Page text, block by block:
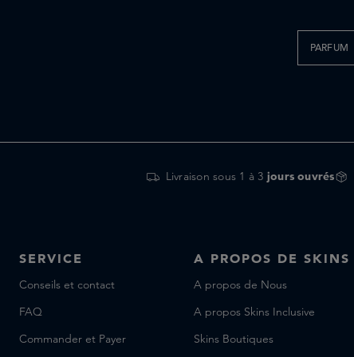
PARFUM
Livraison sous 1 à 3 jours ouvrés
SERVICE
Conseils et contact
FAQ
Commander et Payer
A PROPOS DE SKINS
A propos de Nous
A propos Skins Inclusive
Skins Boutiques